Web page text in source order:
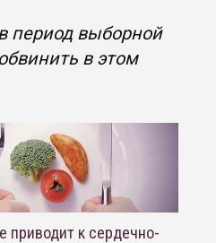
период выборной
в этом
приводит к сердечно-